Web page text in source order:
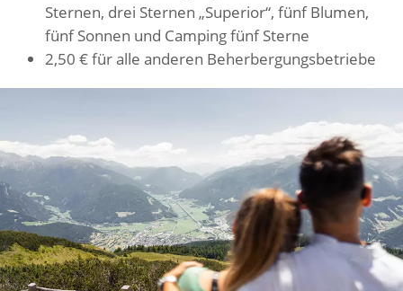
Sternen, drei Sternen „Superior“, fünf Blumen,
fünf Sonnen und Camping fünf Sterne
2,50 € für alle anderen Beherbergungsbetriebe